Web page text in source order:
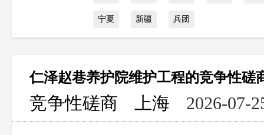
宁夏 新疆 兵团
仁泽赵巷养护院维护工程的竞争性磋
竞争性磋商 上海 2026-07-